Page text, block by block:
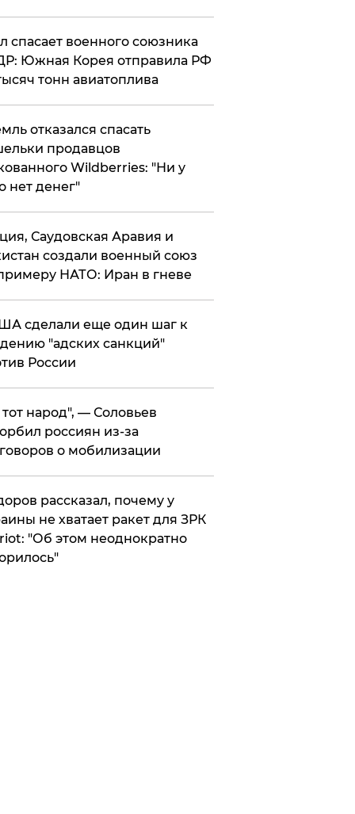
спасает военного союзника
Южная Корея отправила РФ
тонн авиатоплива
отказался спасать
продавцов
Wildberries: "Ни у
нет денег"
Саудовская Аравия и
создали военный союз
НАТО: Иран в гневе
сделали еще один шаг к
"адских санкций"
России
народ", — Соловьев
россиян из-за
о мобилизации
рассказал, почему у
не хватает ракет для ЗРК
"Об этом неоднократно